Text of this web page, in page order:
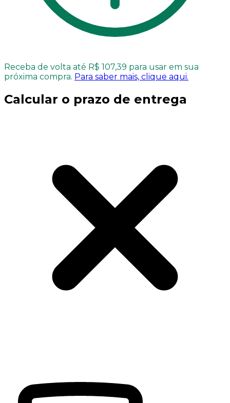
Receba de volta até R$ 107,39 para usar em sua
próxima compra. Para saber mais, clique aqui.
Calcular o prazo de entrega